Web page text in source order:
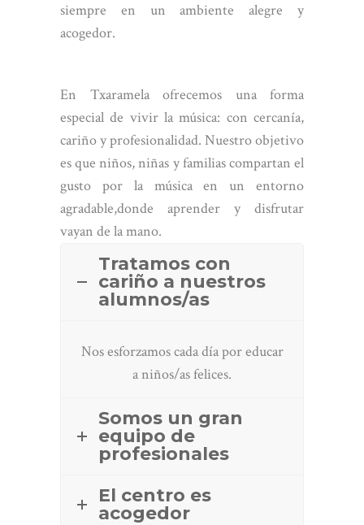
siempre en un ambiente alegre y
acogedor.
En Txaramela ofrecemos una forma
especial de vivir la música: con cercanía,
cariño y profesionalidad. Nuestro objetivo
es que niños, niñas y familias compartan el
gusto por la música en un entorno
agradable,donde aprender y disfrutar
vayan de la mano.
Tratamos con
cariño a nuestros
alumnos/as
Nos esforzamos cada día por educar
a niños/as felices.
Somos un gran
equipo de
profesionales
El centro es
acogedor